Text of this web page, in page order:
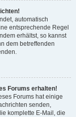
automatisch
entsprechende Regel
erhältst, so kannst
dem betreffenden
Forums erhalten!
Forums hat einige
senden,
komplette E-Mail, die